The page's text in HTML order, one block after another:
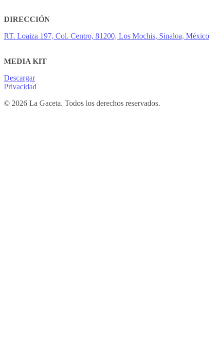
DIRECCIÓN
RT. Loaiza 197, Col. Centro, 81200, Los Mochis, Sinaloa, México
MEDIA KIT
Descargar
Privacidad
© 2026 La Gaceta. Todos los derechos reservados.